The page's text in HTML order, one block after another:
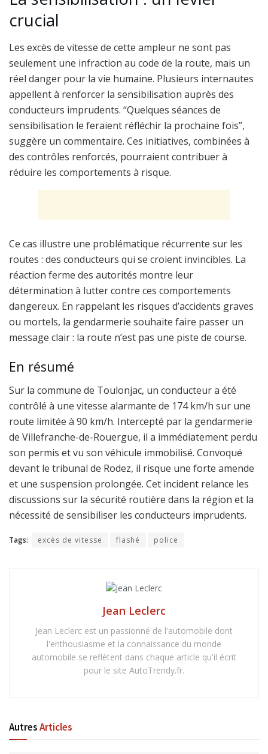
crucial
Les excès de vitesse de cette ampleur ne sont pas
seulement une infraction au code de la route, mais un
réel danger pour la vie humaine. Plusieurs internautes
appellent à renforcer la sensibilisation auprès des
conducteurs imprudents. “Quelques séances de
sensibilisation le feraient réfléchir la prochaine fois”,
suggère un commentaire. Ces initiatives, combinées à
des contrôles renforcés, pourraient contribuer à
réduire les comportements à risque.
Ce cas illustre une problématique récurrente sur les
routes : des conducteurs qui se croient invincibles. La
réaction ferme des autorités montre leur
détermination à lutter contre ces comportements
dangereux. En rappelant les risques d’accidents graves
ou mortels, la gendarmerie souhaite faire passer un
message clair : la route n’est pas une piste de course.
En résumé
Sur la commune de Toulonjac, un conducteur a été
contrôlé à une vitesse alarmante de 174 km/h sur une
route limitée à 90 km/h. Intercepté par la gendarmerie
de Villefranche-de-Rouergue, il a immédiatement perdu
son permis et vu son véhicule immobilisé. Convoqué
devant le tribunal de Rodez, il risque une forte amende
et une suspension prolongée. Cet incident relance les
discussions sur la sécurité routière dans la région et la
nécessité de sensibiliser les conducteurs imprudents.
Tags: excès de vitesse flashé police
Jean Leclerc
Jean Leclerc est un passionné de l'automobile dont
l'enthousiasme et la connaissance du monde
automobile se reflètent dans chaque article qu'il écrit
pour le site AutoTrendy.fr.
AutresArticles